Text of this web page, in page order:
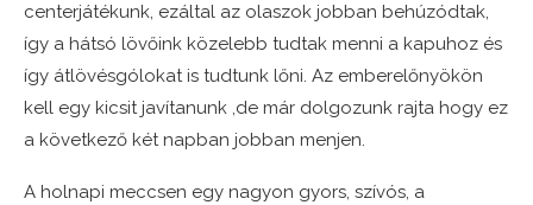
centerjátékunk, ezáltal az olaszok jobban behúzódtak,
így a hátsó lövőink közelebb tudtak menni a kapuhoz és
így átlövésgólokat is tudtunk lőni. Az emberelőnyökön
kell egy kicsit javítanunk ,de már dolgozunk rajta hogy ez
a következő két napban jobban menjen.
A holnapi meccsen egy nagyon gyors, szívós, a